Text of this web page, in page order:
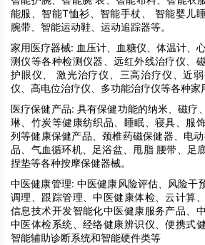
能服、智能T恤衫、智能手杖、 智能婴儿
腕带、智能运动鞋、运动追踪器等。
家用医疗器械: 血压计、血糖仪、体温计、
测仪等各种检测仪器、远红外线治疗仪、
护眼仪、 激光治疗仪、三高治疗仪、近
仪、高电位治疗仪、多功能治疗仪等各种家
医疗保健产品: 具有保健功能的纳米、磁疗
琳、竹炭等健康纺织品、睡眠、寝具、服
列等健康保健产品、颈椎药磁保健器、电
品、气血循环机、足浴盆、甩脂 腰带、足
捏垫等各种按摩保健器械。
中医健康管理: 中医健康风险评估、风险干
调理、跟踪管理、中医健康体检、云计算
信息技术开发智能化中医健康服务产品、
中医体检系统、经络健康辨识仪、便携式
智能辅助诊断系统和智能硬件类等